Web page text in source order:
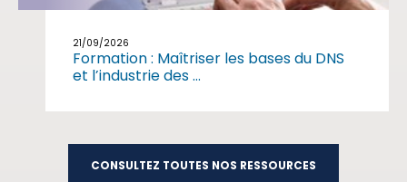
21/09/2026
Formation : Maîtriser les bases du DNS
et l’industrie des ...
CONSULTEZ TOUTES NOS RESSOURCES